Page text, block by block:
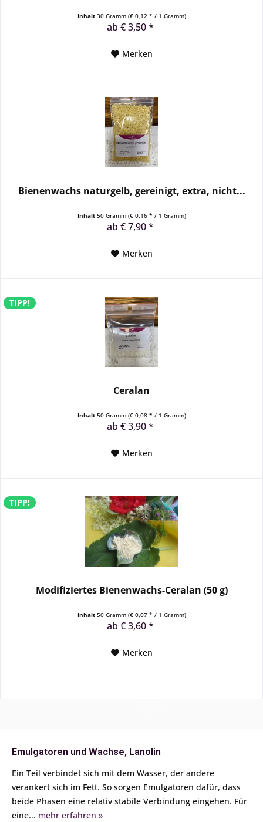
Inhalt 30 Gramm (€ 0,12 * / 1 Gramm)
ab € 3,50 *
Merken
Bienenwachs naturgelb, gereinigt, extra, nicht...
Inhalt 50 Gramm (€ 0,16 * / 1 Gramm)
ab € 7,90 *
Merken
TIPP!
Ceralan
Inhalt 50 Gramm (€ 0,08 * / 1 Gramm)
ab € 3,90 *
Merken
TIPP!
Modifiziertes Bienenwachs-Ceralan (50 g)
Inhalt 50 Gramm (€ 0,07 * / 1 Gramm)
ab € 3,60 *
Merken
Emulgatoren und Wachse, Lanolin
Ein Teil verbindet sich mit dem Wasser, der andere
verankert sich im Fett. So sorgen Emulgatoren dafür, dass
beide Phasen eine relativ stabile Verbindung eingehen. Für
eine... mehr erfahren »